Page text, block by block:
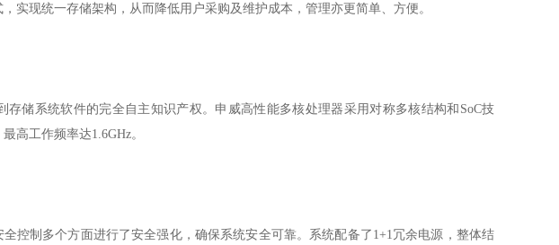
实现统一存储架构，从而降低用户采购及维护成本，管理亦更简单、方便。
储系统软件的完全自主知识产权。申威高性能多核处理器采用对称多核结构和 SoC技
最高工作频率达1.6GHz。
控制多个方面进行了安全强化，确保系统安全可靠。系统配备了 1+1 冗余电源，整体结